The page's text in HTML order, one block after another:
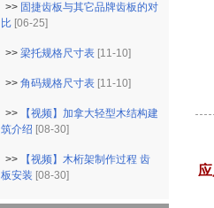
>> 固捷齿板与其它品牌齿板的对
比 [06-25]
>> 梁托规格尺寸表 [11-10]
>> 角码规格尺寸表 [11-10]
>>
【视频】加拿大轻型木结构建
筑介绍 [08-30]
>>
【视频】木桁架制作过程 齿
板安装 [08-30]